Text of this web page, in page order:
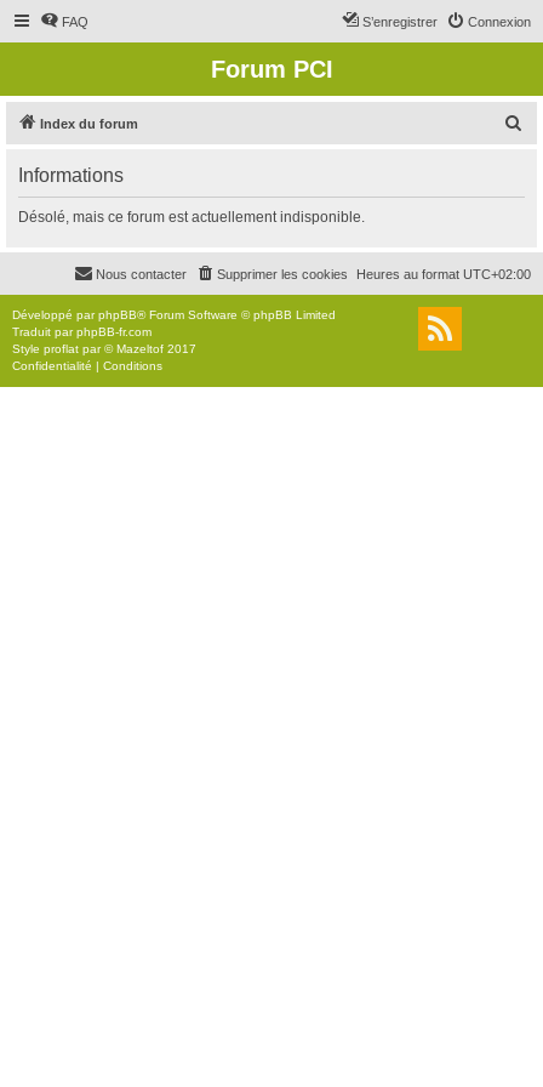
FAQ Connexion
S’enregistrer
Forum PCI
Index du forum
r
c
r
Informations
Désolé, mais ce forum est actuellement indisponible.
Heures au format UTC+02:00
Supprimer les cookies
Nous contacter
Développé parphpBB® Forum Software © phpBB Limited
Traduit parphpBB-fr.com
Style proflat par ©Mazeltof 2017
Confidentialité | Conditions